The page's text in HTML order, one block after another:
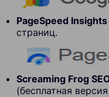
PageSpeed Insights
страниц.
Screaming Frog
(бесплатная